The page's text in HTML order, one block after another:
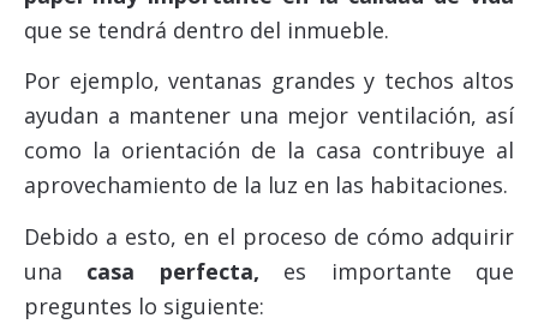
que se tendrá dentro del inmueble.
Por ejemplo, ventanas grandes y techos altos
ayudan a mantener una mejor ventilación, así
como la orientación de la casa contribuye al
aprovechamiento de la luz en las habitaciones.
Debido a esto, en el proceso de cómo adquirir
una casa perfecta, es importante que
preguntes lo siguiente: